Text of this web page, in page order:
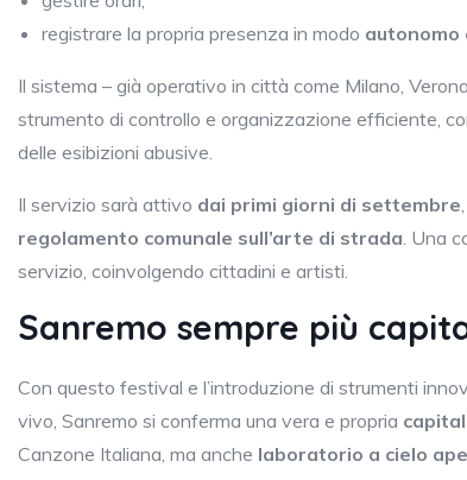
registrare la propria presenza in modo
Il sistema – già operativo in città come Milano,
strumento di controllo e organizzazione efficiente,
delle esibizioni abusive.
Il servizio sarà attivo dai primi giorni di settembre
regolamento comunale sull’arte di strada. Una
servizio, coinvolgendo cittadini e artisti.
Sanremo sempre più
Con questo festival e l’introduzione di strumenti
vivo, Sanremo si conferma una vera e propria
Canzone Italiana, ma anche laboratorio a cielo